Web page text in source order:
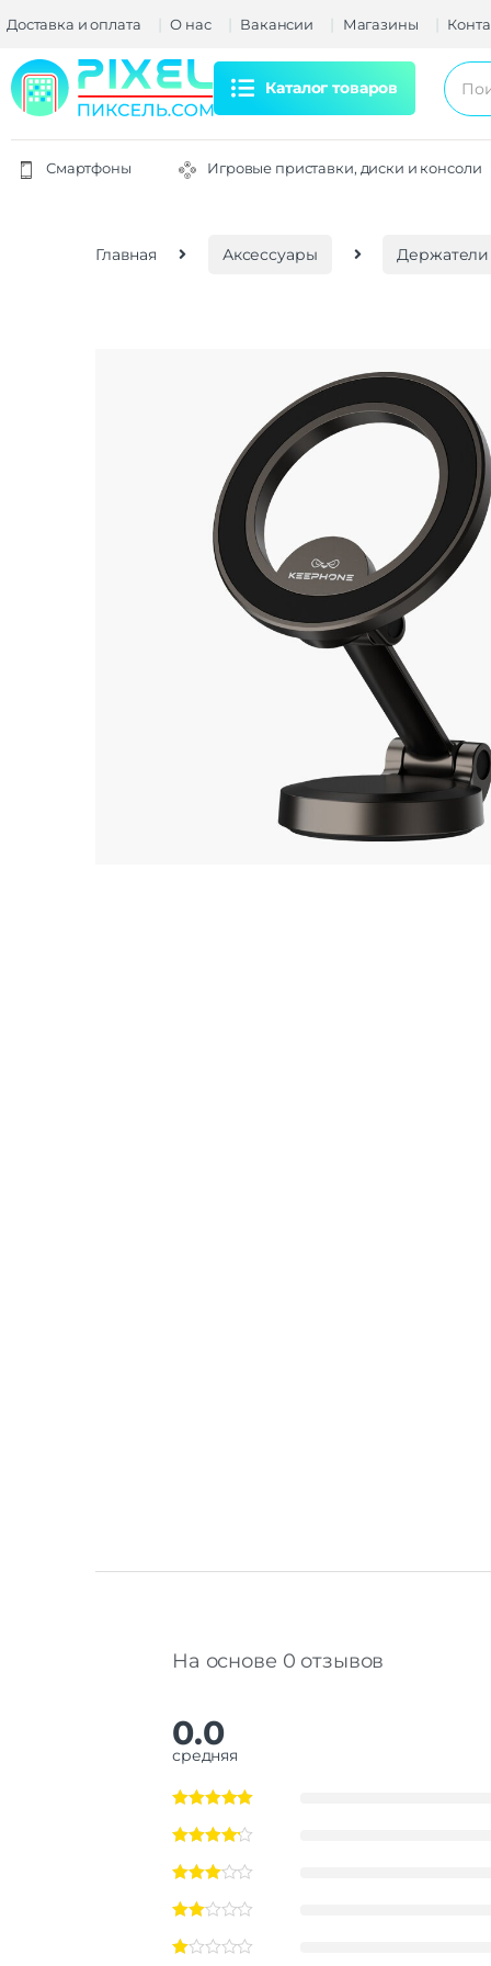
Доставка и оплата О нас Вакансии Магазины
Каталог товаров
Смартфоны Игровые приставки, диски и консоли
Главная Аксессуары Держатели
На основе 0 отзывов
0.0
средняя